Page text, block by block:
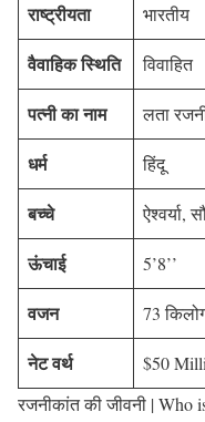
राष्ट्रीयता भारतीय
वैवाहिक स्थिति विवाहित
पत्नी का नाम लता
धर्म हिंदू
बच्चे ऐश्वर्या,
ऊंचाई 5’8’’
वजन 73
नेट वर्थ
$50
रजनीकांत की जीवनी | Who